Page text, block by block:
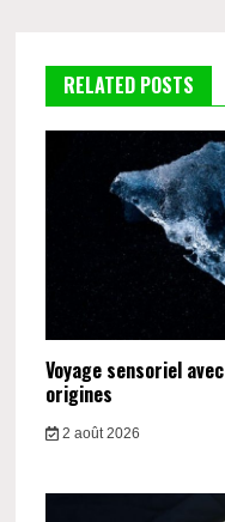
RELATED POSTS
Voyage sensoriel
origines
2 août 2026